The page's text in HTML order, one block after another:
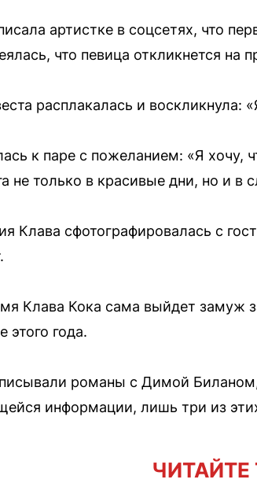
артистке в соцсетях, что
что певица откликнется на
расплакалась и воскликнула:
к паре с пожеланием: «Я
не только в красивые дни, но и в
Клава сфотографировалась с
Клава Кока сама выйдет замуж
этого года.
романы с Димой
информации, лишь три из